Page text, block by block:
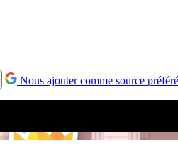
Nous ajouter comme source